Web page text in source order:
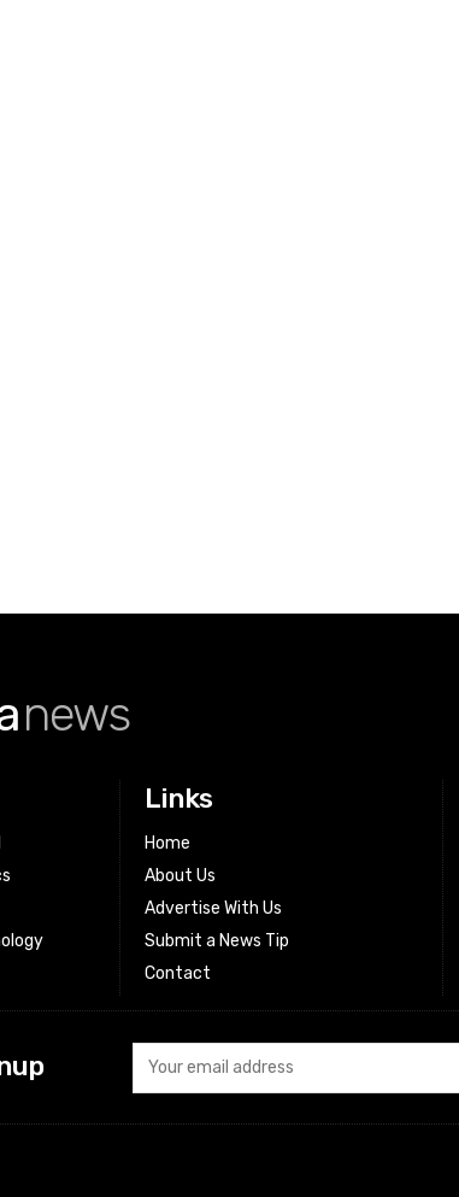
news
Links
Home
About Us
Advertise With Us
Submit a News Tip
Contact